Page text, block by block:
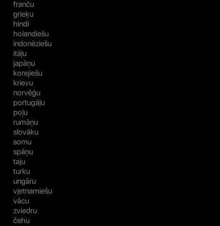
franču
grieķu
hindi
holandiešu
indonēziešu
itāļu
japāņu
korejiešu
krievu
norvēģu
portugāļu
poļu
rumāņu
slovāku
somu
spāņu
taju
turku
ungāru
vjetnamiešu
vācu
zviedru
čehu